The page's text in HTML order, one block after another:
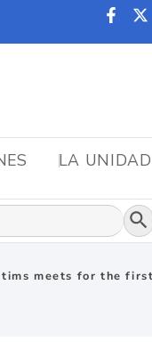
LA UNIDAD
meets for the